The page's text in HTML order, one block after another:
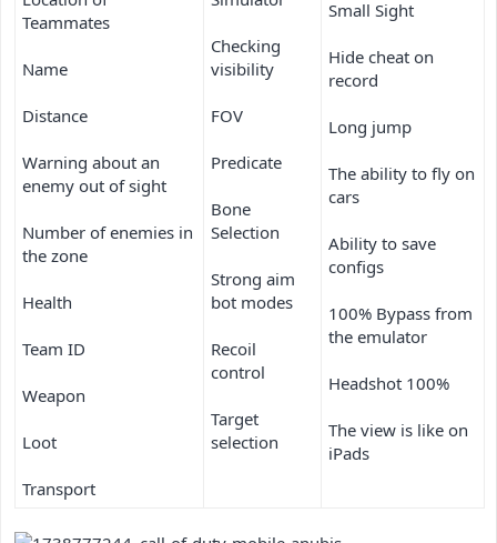
Teammates
Name
Distance
Warning about an
enemy out of sight
Number of enemies in
the zone
Health
Team ID
Weapon
Loot
Transport
Checking
visibility
FOV
Predicate
Bone
Selection
Strong aim
bot modes
Recoil
control
Target
selection
Small Sight
Hide cheat on
record
Long jump
The ability to fly on
cars
Ability to save
configs
100% Bypass from
the emulator
Headshot 100%
The view is like on
iPads